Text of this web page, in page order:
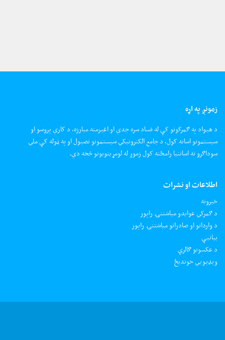
زمونږ په اړه
د هیواد په ګمرکونو کې له فساد سره جدي او اغیزمنه مبارزه، د کاري پروسو او
سیستمونو اسانه کول، د جامع الکترونیکي سیستمونو نصبول او په ټوله کې ملي
سوداګرو ته اسانتیا رامځته کول زموږ له لومړیتوبونو څخه دي.
اطلاعات او نشرات
خبرونه
د ګمرکي عوایدو میاشتنۍ راپور
د وارداتو او صادراتو میاشتنۍ راپور
بیانیې
د عکسونو ګالرې
ويډيويي خونديځ